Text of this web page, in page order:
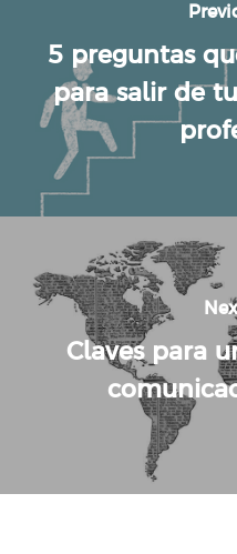
5 preguntas
para salir de
Claves para